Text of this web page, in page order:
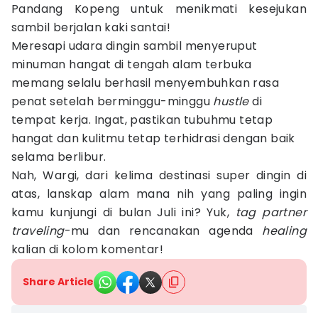
Pandang Kopeng untuk menikmati kesejukan
sambil berjalan kaki santai!
Meresapi udara dingin sambil menyeruput
minuman hangat di tengah alam terbuka
memang selalu berhasil menyembuhkan rasa
penat setelah berminggu-minggu hustledi
tempat kerja. Ingat, pastikan tubuhmu tetap
hangat dan kulitmu tetap terhidrasi dengan baik
selama berlibur.
Nah, Wargi, dari kelima destinasi super dingin di
atas, lanskap alam mana nih yang paling ingin
kamu kunjungi di bulan Juli ini? Yuk, tag partner
traveling-mu dan rencanakan agenda healing
kalian di kolom komentar!
Share Article